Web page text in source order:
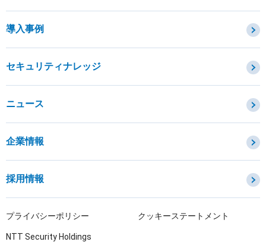
OTセキュリティ
IoTプロダクトセキュリティ
導入事例
セキュリティナレッジ
ニュース
企業情報
採用情報
プライバシーポリシー クッキーステートメント
NTT Security Holdings